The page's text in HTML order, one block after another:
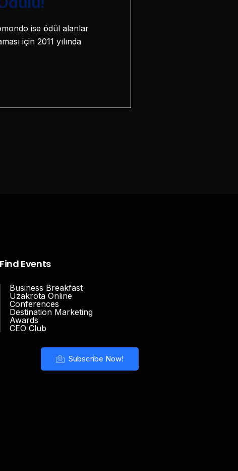
ise ödül alanlar
için 2011 yılında
Find Events
Business Breakfast
Uzakrota Online
Conferences
Destination Marketing
Awards
CEO Club
Subscribe Now!